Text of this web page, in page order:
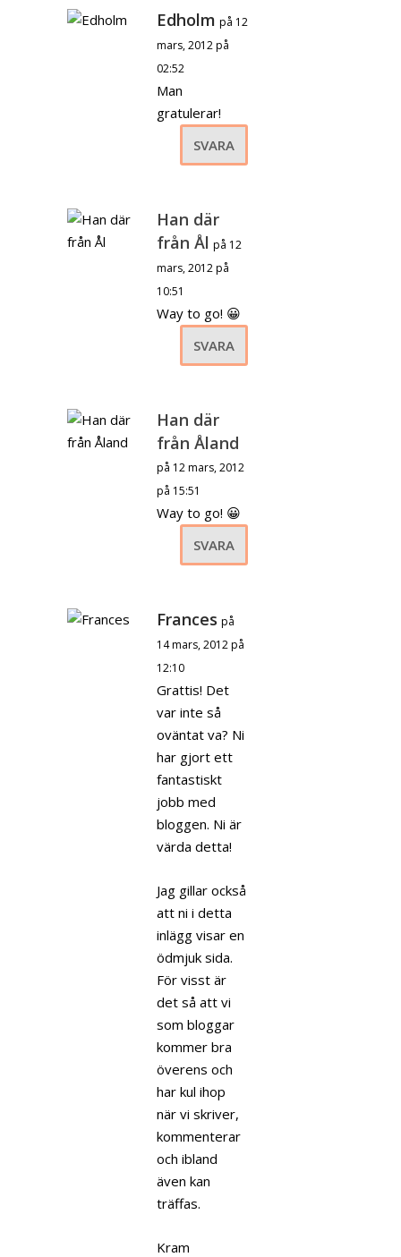
Edholm på 12
mars, 2012 på
02:52
Man
gratulerar!
SVARA
Han där
från Ål på 12
mars, 2012 på
10:51
Way to go! 😀
SVARA
Han där
från Åland
på 12 mars, 2012
på 15:51
Way to go! 😀
SVARA
Frances på
14 mars, 2012 på
12:10
Grattis! Det
var inte så
oväntat va? Ni
har gjort ett
fantastiskt
jobb med
bloggen. Ni är
värda detta!
Jag gillar också
att ni i detta
inlägg visar en
ödmjuk sida.
För visst är
det så att vi
som bloggar
kommer bra
överens och
har kul ihop
när vi skriver,
kommenterar
och ibland
även kan
träffas.
Kram